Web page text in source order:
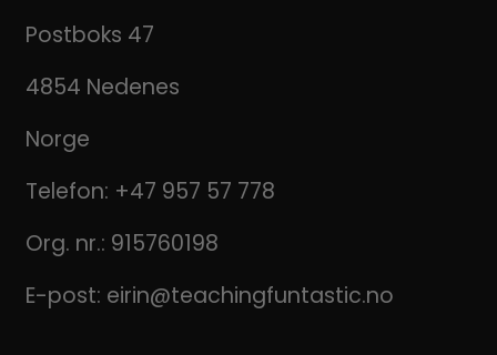
Postboks 47
4854 Nedenes
Norge
Telefon: +47 957 57 778
Org. nr.: 915760198
E-post: eirin@teachingfuntastic.no